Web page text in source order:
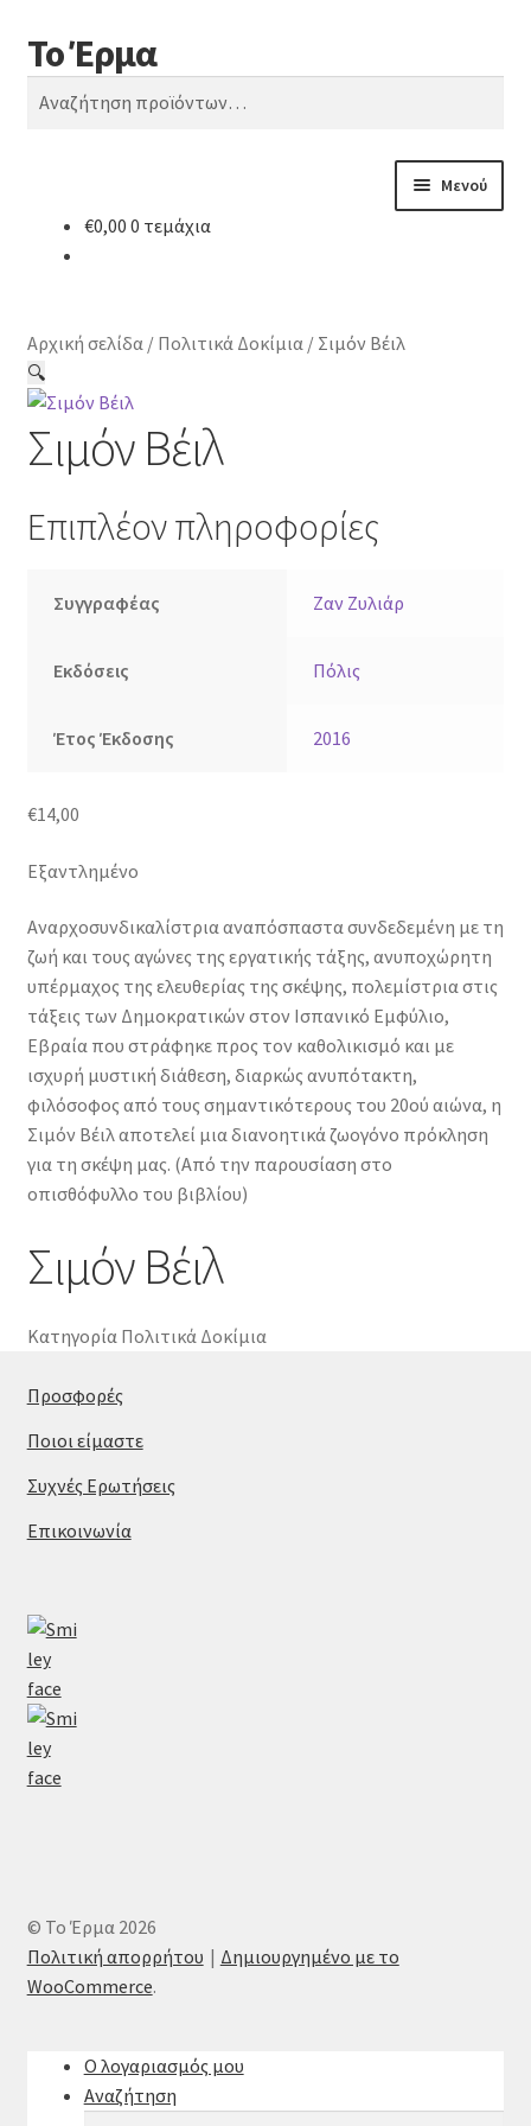
Απευθείας
μετάβαση
στην
Μετάβαση
σε
περιεχόμενο
Το Έρμα
Αναζήτηση
Αναζήτηση
Μενού
Κατηγορίες Βιβλίων
Συχνές Ερωτήσεις
€0,00 0 τεμάχια
Αρχική σελίδα/ Πολιτικά Δοκίμια/ Σιμόν Βέιλ
🔍
Σιμόν Βέιλ
Επιπλέον πληροφορίες
Συγγραφέας Ζαν Ζυλιάρ
Εκδόσεις Πόλις
Έτος Έκδοσης 2016
€14,00
Εξαντλημένο
Αναρχοσυνδικαλίστρια αναπόσπαστα συνδεδεμένη με τη
ζωή και τους αγώνες της εργατικής τάξης, ανυποχώρητη
υπέρμαχος της ελευθερίας της σκέψης, πολεμίστρια στις
τάξεις των Δημοκρατικών στον Ισπανικό Εμφύλιο,
Εβραία που στράφηκε προς τον καθολικισμό και με
ισχυρή μυστική διάθεση, διαρκώς ανυπότακτη,
φιλόσοφος από τους σημαντικότερους του 20ού αιώνα, η
Σιμόν Βέιλ αποτελεί μια διανοητικά ζωογόνο πρόκληση
για τη σκέψη μας. (Από την παρουσίαση στο
οπισθόφυλλο του βιβλίου)
Σιμόν Βέιλ
Κατηγορία Πολιτικά Δοκίμια
Προσφορές
Ποιοι είμαστε
Συχνές Ερωτήσεις
Επικοινωνία
© Το Έρμα 2026
Πολιτική απορρήτου
Δημιουργημένο με το
WooCommerce.
Ο λογαριασμός μου
Αναζήτηση